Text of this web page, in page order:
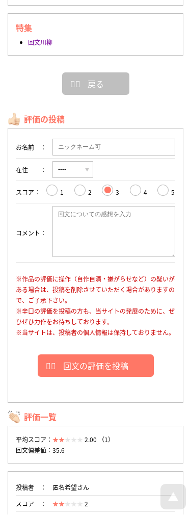
特集
回文川柳
戻る
評価の投稿
お名前
在住
スコア 1 2 3 4 5
コメント
※作品の評価に操作（自作自演・嫌がらせなど）の疑いが
ある場合は、投稿を削除させていただく場合がありますの
で、ご了承下さい。
※辛口の評価を投稿の方も、当サイトの発展のために、ぜ
ひぜひ力作をお待ちしております。
※当サイトは、投稿者の個人情報は保持しておりません。
回文の評価を投稿
評価一覧
平均スコア：
2.00 （1）
回文偏差値：35.6
投稿者
匿名希望さん
スコア
2